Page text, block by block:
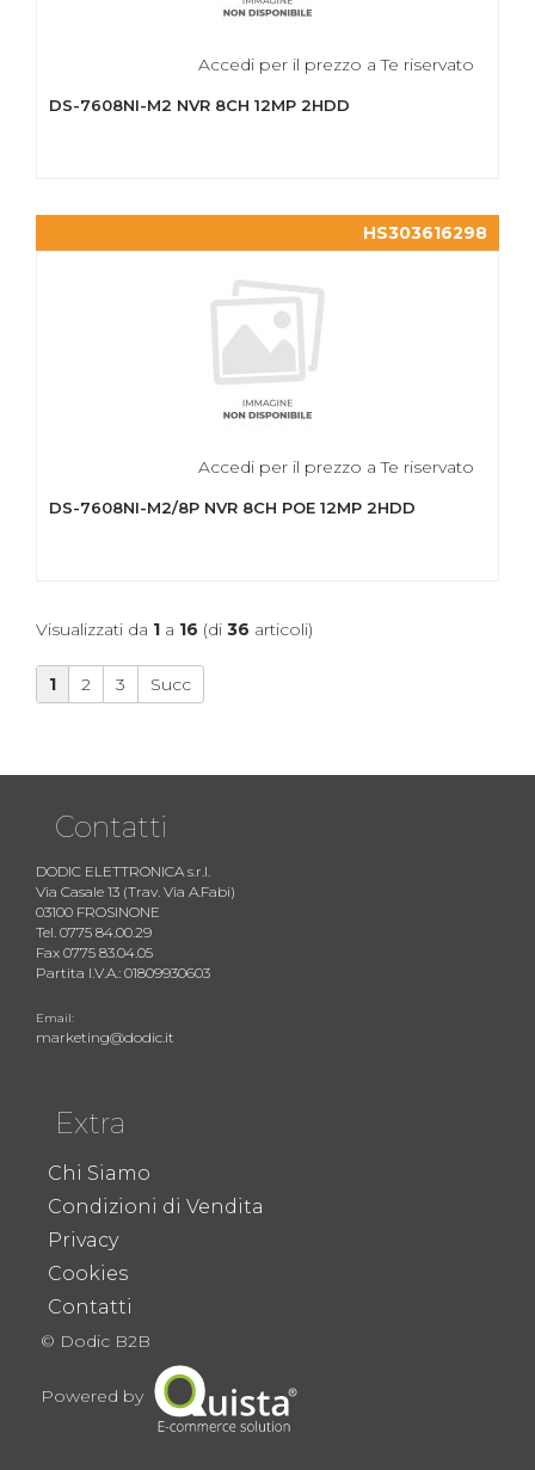
Accedi per il prezzo a Te riservato
DS-7608NI-M2 NVR 8CH 12MP 2HDD
HS303616298
Accedi per il prezzo a Te riservato
DS-7608NI-M2/8P NVR 8CH POE 12MP 2HDD
Visualizzati da 1 a 16 (di 36 articoli)
1 2 3 Succ
Contatti
DODIC ELETTRONICA s.r.l.
Via Casale 13 (Trav. Via A.Fabi)
03100 FROSINONE
Tel. 0775 84.00.29
Fax 0775 83.04.05
Partita I.V.A.: 01809930603
Email:
marketing@dodic.it
Extra
Chi Siamo
Condizioni di Vendita
Privacy
Cookies
Contatti
© Dodic B2B
Powered by